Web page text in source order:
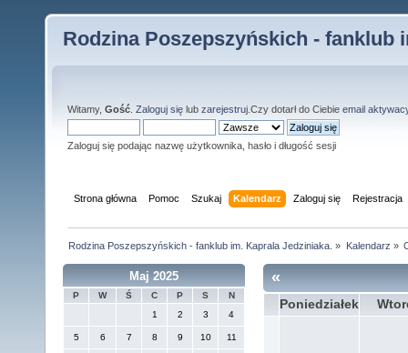
Rodzina Poszepszyńskich - fanklub
Witamy, Gość Zaloguj się lub zarejestruj .Czy dotarł do Ciebie email
Zaloguj się podając nazwę użytkownika, hasło i długość sesji
Strona główna Pomoc Szukaj Kalendarz Zaloguj się Rejestracja
Rodzina Poszepszyńskich - fanklub im. Kaprala Jedziniaka. » Kalendarz »
Maj 2025
P W Ś C P S
N
1
2 3 4
5 6 7 8 9 10 11
«
Poniedziałek